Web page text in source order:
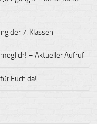
der 7. Klassen
– Aktueller Aufruf
Euch da!